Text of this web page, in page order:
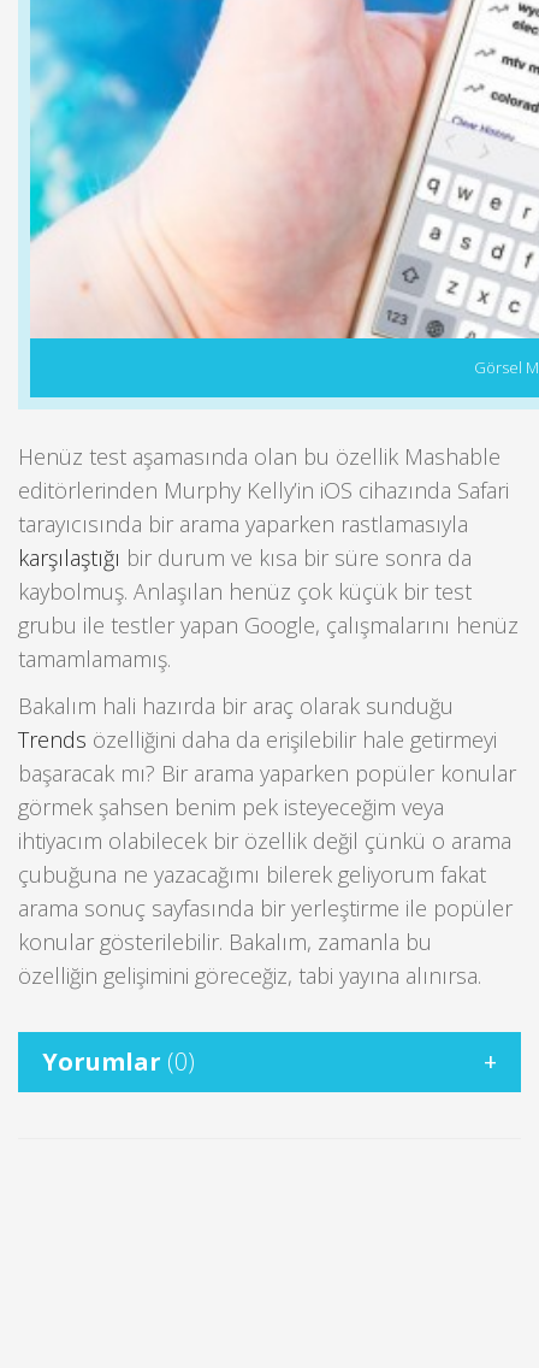
Görsel
Henüz test aşamasında olan bu özellik Mashable
editörlerinden Murphy Kelly’in iOS cihazında Safari
tarayıcısında bir arama yaparken rastlamasıyla
karşılaştığı bir durum ve kısa bir süre sonra da
kaybolmuş. Anlaşılan henüz çok küçük bir test
grubu ile testler yapan Google, çalışmalarını henüz
tamamlamamış.
Bakalım hali hazırda bir araç olarak sunduğu
Trends özelliğini daha da erişilebilir hale getirmeyi
başaracak mı? Bir arama yaparken popüler konular
görmek şahsen benim pek isteyeceğim veya
ihtiyacım olabilecek bir özellik değil çünkü o arama
çubuğuna ne yazacağımı bilerek geliyorum fakat
arama sonuç sayfasında bir yerleştirme ile popüler
konular gösterilebilir. Bakalım, zamanla bu
özelliğin gelişimini göreceğiz, tabi yayına alınırsa.
Yorumlar (0)